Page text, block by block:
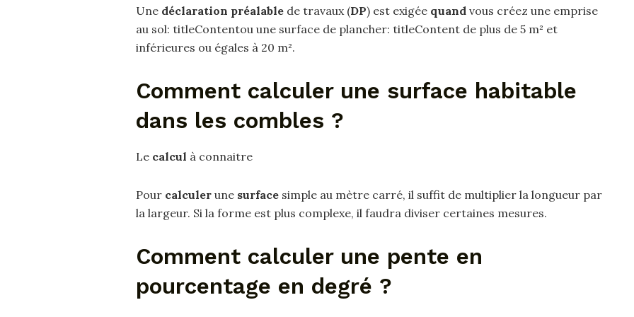
Une déclaration préalable de travaux (DP) est exigée quand vous créez une emprise
au sol: titleContentou une surface de plancher: titleContent de plus de 5 m² et
inférieures ou égales à 20 m².
Comment calculer une surface habitable
dans les combles ?
Le calcul à connaitre
Pour calculer une surface simple au mètre carré, il suffit de multiplier la longueur par
la largeur. Si la forme est plus complexe, il faudra diviser certaines mesures.
Comment calculer une pente en
pourcentage en degré ?